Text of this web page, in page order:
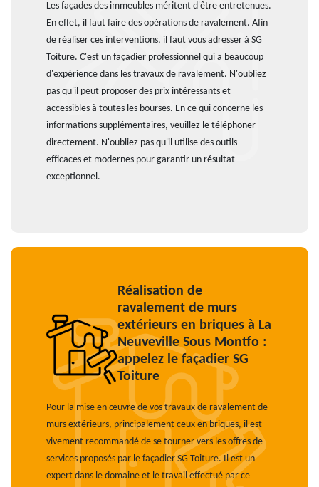
Les façades des immeubles méritent d'être entretenues.
En effet, il faut faire des opérations de ravalement. Afin
de réaliser ces interventions, il faut vous adresser à SG
Toiture. C'est un façadier professionnel qui a beaucoup
d'expérience dans les travaux de ravalement. N'oubliez
pas qu'il peut proposer des prix intéressants et
accessibles à toutes les bourses. En ce qui concerne les
informations supplémentaires, veuillez le téléphoner
directement. N'oubliez pas qu'il utilise des outils
efficaces et modernes pour garantir un résultat
exceptionnel.
Réalisation de
ravalement de murs
extérieurs en briques à La
Neuveville Sous Montfo :
appelez le façadier SG
Toiture
Pour la mise en œuvre de vos travaux de ravalement de
murs extérieurs, principalement ceux en briques, il est
vivement recommandé de se tourner vers les offres de
services proposés par le façadier SG Toiture. Il est un
expert dans le domaine et le travail effectué par ce